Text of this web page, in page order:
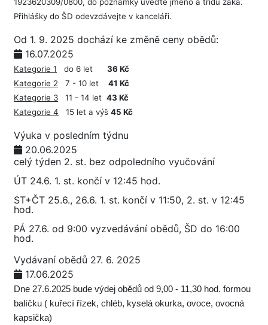
Přihlášky do ŠD odevzdávejte v kanceláři.
Od 1. 9. 2025 dochází ke změně ceny obědů:
16.07.2025
Kategorie 1 do 6 let 36 Kč
Kategorie 2 7 - 10 let 41 Kč
Kategorie 3 11 - 14 let 43 Kč
Kategorie 4 15 let a výš 45 Kč
Výuka v posledním týdnu
20.06.2025
celý týden 2. st. bez odpoledního vyučování
ÚT 24.6. 1. st. končí v 12:45 hod.
ST+ČT 25.6., 26.6. 1. st. končí v 11:50, 2. st. v 12:45
hod.
PÁ 27.6. od 9:00 vyzvedávání obědů, ŠD do 16:00
hod.
Vydávaní obědů 27. 6. 2025
17.06.2025
Dne 27.6.2025 bude výdej obědů od 9,00 - 11,30 hod. formou
balíčku ( kuřecí řízek, chléb, kyselá okurka, ovoce, ovocná
kapsička)